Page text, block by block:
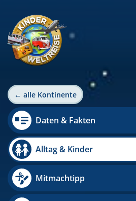
← alle Kontinente
Daten & Fakten
Alltag & Kinder
Mitmachtipp